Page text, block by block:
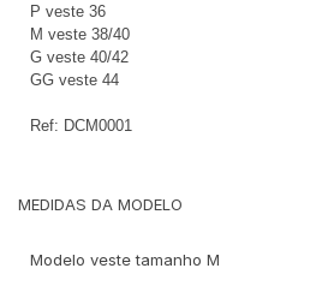
P veste 36
M veste 38/40
G veste 40/42
GG veste 44
Ref: DCM0001
MEDIDAS DA MODELO
Modelo veste tamanho M